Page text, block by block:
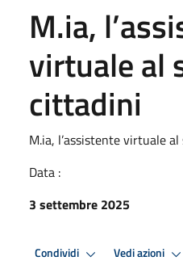
M.ia,
virtuale al
cittadini
M.ia, l’assistente virtuale
Data :
3 settembre 2025
Condividi Vedi azioni